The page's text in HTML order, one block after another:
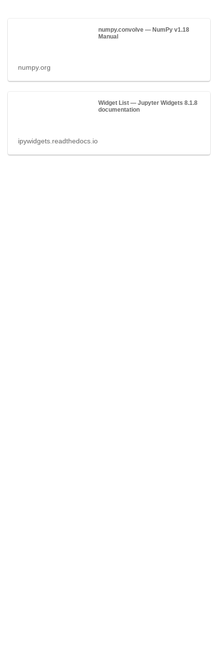
numpy.convolve — NumPy v1.18
Manual
numpy.org
Widget List — Jupyter Widgets 8.1.8
documentation
ipywidgets.readthedocs.io